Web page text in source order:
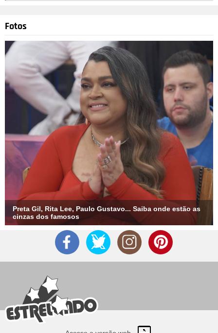
Fotos
Preta Gil, Rita Lee, Paulo Gustavo... Saiba onde estão as
cinzas dos famosos